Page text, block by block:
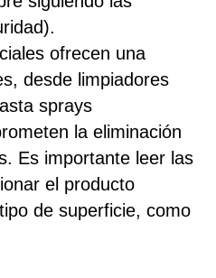
ofrecen una
desde limpiadores
sprays
la eliminación
Es importante leer las
el producto
de superficie, como